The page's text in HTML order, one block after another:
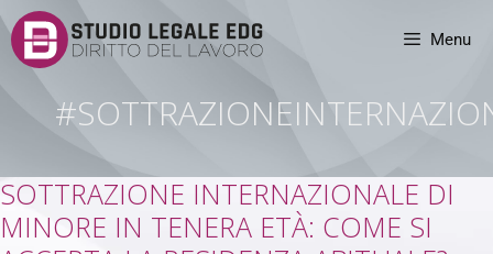
Menu
SOTTRAZIONE INTERNAZIONALE DI
MINORE IN TENERA ETÀ: COME SI